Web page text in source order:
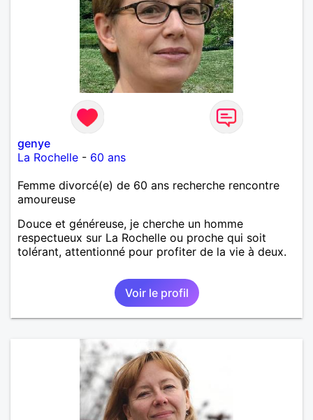
genye
La Rochelle - 60 ans
Femme divorcé(e) de 60 ans recherche rencontre
amoureuse
Douce et généreuse, je cherche un homme
respectueux sur La Rochelle ou proche qui soit
tolérant, attentionné pour profiter de la vie à deux.
Voir le profil